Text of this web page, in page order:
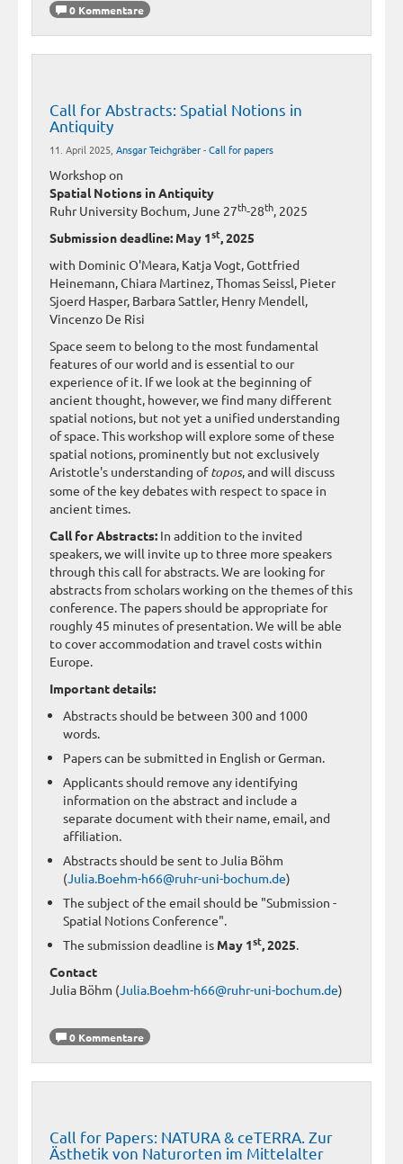
0 Kommentare
Call for Abstracts: Spatial Notions in
Antiquity
11. April 2025, Ansgar Teichgräber-Call for papers
Workshop on
Spatial Notions in Antiquity
Ruhr University Bochum, June 27th-28th, 2025
Submission deadline: May 1st, 2025
with Dominic O'Meara, Katja Vogt, Gottfried
Heinemann, Chiara Martinez, Thomas Seissl, Pieter
Sjoerd Hasper, Barbara Sattler, Henry Mendell,
Vincenzo De Risi
Space seem to belong to the most fundamental
features of our world and is essential to our
experience of it. If we look at the beginning of
ancient thought, however, we find many different
spatial notions, but not yet a unified understanding
of space. This workshop will explore some of these
spatial notions, prominently but not exclusively
Aristotle's understanding oftopos, and will discuss
some of the key debates with respect to space in
ancient times.
Call for Abstracts: In addition to the invited
speakers, we will invite up to three more speakers
through this call for abstracts. We are looking for
abstracts from scholars working on the themes of this
conference. The papers should be appropriate for
roughly 45 minutes of presentation. We will be able
to cover accommodation and travel costs within
Europe.
Important details:
Abstracts should be between 300 and 1000
words.
Papers can be submitted in English or German.
Applicants should remove any identifying
information on the abstract and include a
separate document with their name, email, and
affiliation.
Abstracts should be sent to Julia Böhm
(Julia.Boehm-h66@ruhr-uni-bochum.de)
The subject of the email should be "Submission -
Spatial Notions Conference".
The submission deadline is May 1st, 2025.
Contact
Julia Böhm (Julia.Boehm-h66@ruhr-uni-bochum.de)
0 Kommentare
Call for Papers: NATURA & ceTERRA. Zur
Ästhetik von Naturorten im Mittelalter